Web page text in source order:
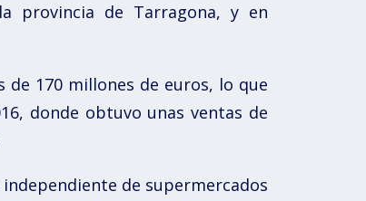
provincia de Tarragona, y en
de 170 millones de euros, lo que
donde obtuvo unas ventas de
de supermercados